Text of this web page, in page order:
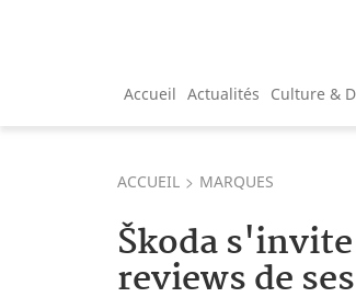
Accueil Actualités Culture &
ACCUEIL MARQUES
Škoda
reviews de